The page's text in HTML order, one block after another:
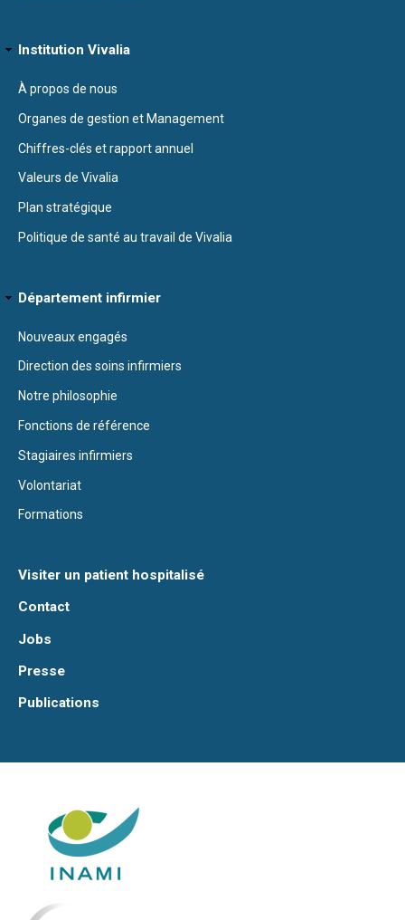
Institution Vivalia
À propos de nous
Organes de gestion et Management
Chiffres-clés et rapport annuel
Valeurs de Vivalia
Plan stratégique
Politique de santé au travail de Vivalia
Département infirmier
Nouveaux engagés
Direction des soins infirmiers
Notre philosophie
Fonctions de référence
Stagiaires infirmiers
Volontariat
Formations
Visiter un patient hospitalisé
Contact
Jobs
Presse
Publications